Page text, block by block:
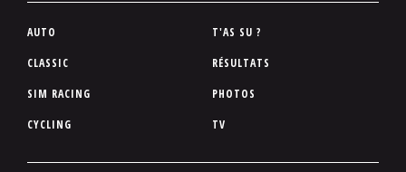
P
d
d
p
AUTO
CLASSIC
SIM RACING
CYCLING
T'AS SU ?
RÉSULTATS
PHOTOS
TV